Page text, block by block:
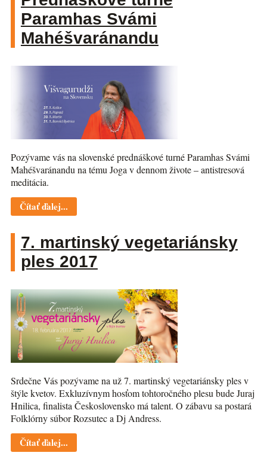
Paramhas Svámi
Mahéšvaránandu
Pozývame vás na slovenské prednáškové turné Paramhas Svámi
Mahéšvaránandu na tému Joga v dennom živote – antistresová
meditácia.
Čítať ďalej...
7. martinský vegetariánsky
ples 2017
Srdečne Vás pozývame na už 7. martinský vegetariánsky ples v
štýle kvetov. Exkluzívnym hosťom tohtoročného plesu bude Juraj
Hnilica, finalista Československo má talent. O zábavu sa postará
Folklórny súbor Rozsutec a Dj Andress.
Čítať ďalej...